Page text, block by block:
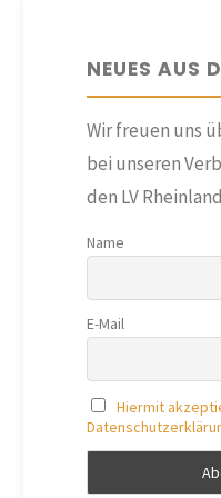
NEUES AUS
Wir freuen uns
bei unseren
den LV
Name
E-Mail
Hiermit